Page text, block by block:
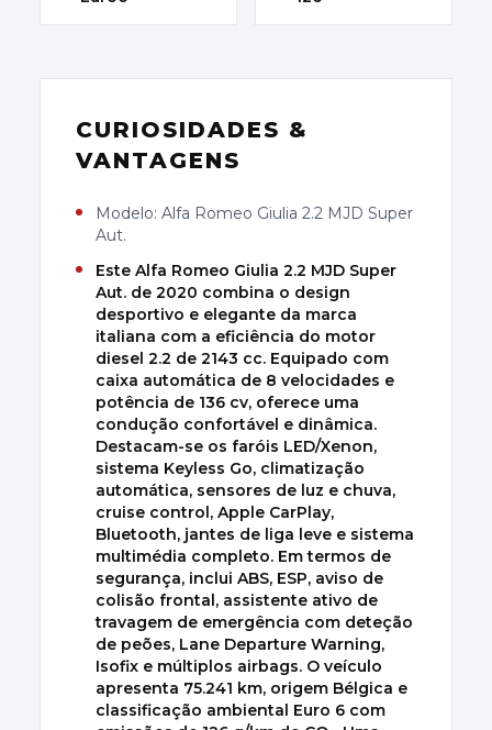
CURIOSIDADES &
VANTAGENS
Modelo: Alfa Romeo Giulia 2.2 MJD Super
Aut.
Este Alfa Romeo Giulia 2.2 MJD Super
Aut. de 2020 combina o design
desportivo e elegante da marca
italiana com a eficiência do motor
diesel 2.2 de 2143 cc. Equipado com
caixa automática de 8 velocidades e
potência de 136 cv, oferece uma
condução confortável e dinâmica.
Destacam-se os faróis LED/Xenon,
sistema Keyless Go, climatização
automática, sensores de luz e chuva,
cruise control, Apple CarPlay,
Bluetooth, jantes de liga leve e sistema
multimédia completo. Em termos de
segurança, inclui ABS, ESP, aviso de
colisão frontal, assistente ativo de
travagem de emergência com deteção
de peões, Lane Departure Warning,
Isofix e múltiplos airbags. O veículo
apresenta 75.241 km, origem Bélgica e
classificação ambiental Euro 6 com